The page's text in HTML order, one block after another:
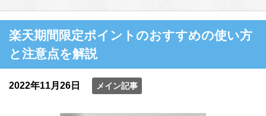
楽天期間限定ポイントのおすすめの使い方
と注意点を解説
2022年11月26日 メイン記事